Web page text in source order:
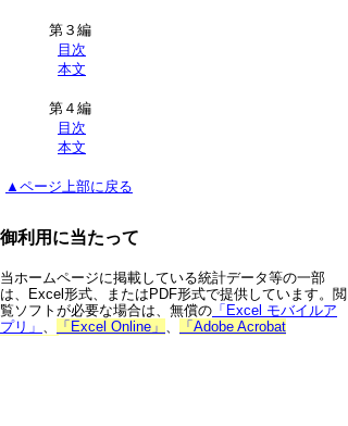
第３編
目次
本文
第４編
目次
本文
▲ページ上部に戻る
御利用に当たって
当ホームページに掲載している統計データ等の一部
は、Excel形式、またはPDF形式で提供しています。閲
覧ソフトが必要な場合は、無償の 「Excel モバイルア
プリ」
「Excel Online」
「Adobe Acrobat